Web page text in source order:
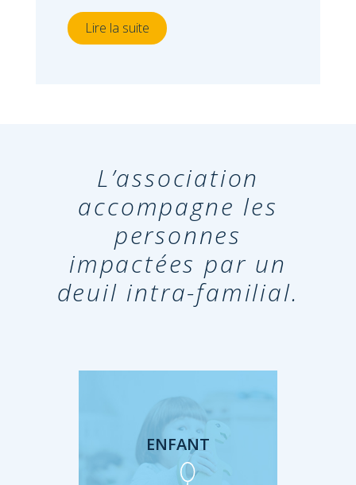
Lire la suite
L’association
accompagne les
personnes
impactées par un
deuil intra-familial.
ENFANT